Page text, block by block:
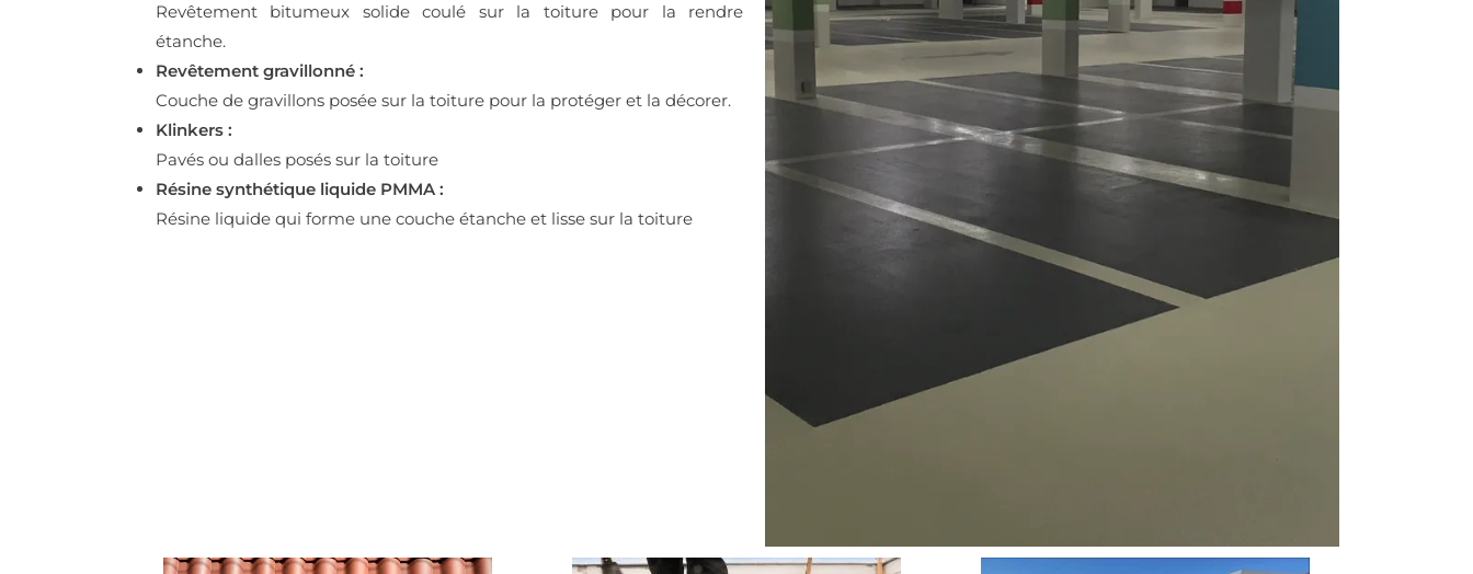
Revêtement bitumeux solide coulé sur la toiture pour la rendre
étanche.
Revêtement gravillonné :
Couche de gravillons posée sur la toiture pour la protéger et la décorer.
Klinkers :
Pavés ou dalles posés sur la toiture
Résine synthétique liquide PMMA :
Résine liquide qui forme une couche étanche et lisse sur la toiture